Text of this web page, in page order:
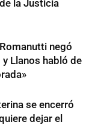
la Justicia
negó
Llanos habló de
se encerró
dejar el